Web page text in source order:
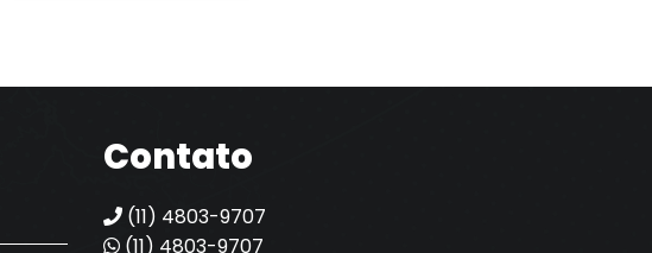
Contato
(11) 4803-9707
(11) 4803-9707